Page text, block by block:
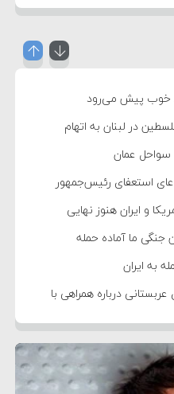
خوب پیش می‌رود
در لبنان به اتهام
سواحل عمان
استعفای رئیس‌جمهور
و ایران هنوز نهایی
جنگی ما آماده حمله
به ایران
درباره همراهی با
گسترده‌ای برای پاسخ به
ایران را صادر کرد
اصابت قرار گرفته و